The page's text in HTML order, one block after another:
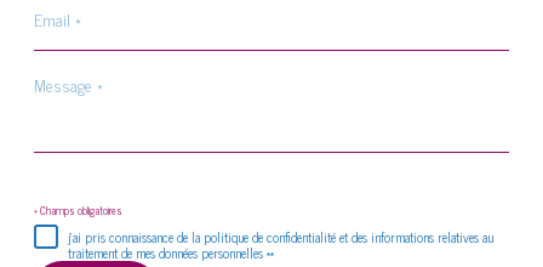
*
Message
* Champs obligatoires
j'ai pris connaissance de la politique de confidentialité et des informations relatives au
traitement de mes données personnelles **